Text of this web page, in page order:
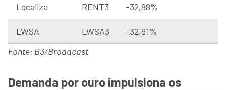
Localiza RENT3 -32,88%
LWSA LWSA3
-32,61%
Fonte: B3/Broadcast
Demanda por ouro impulsiona os